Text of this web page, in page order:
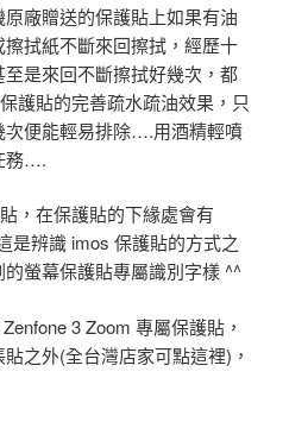
廠贈送的保護貼上如果有油
拭紙不斷來回擦拭，經歷十
是來回不斷擦拭好幾次，都
護貼的完善疏水疏油效果，只
次便能輕易排除….用酒精輕噴
務….
，在保護貼的下緣處會有
是辨識 imos 保護貼的方式之
螢幕保護貼專屬識別字樣 ^^
3 Zoom 專屬保護貼，
之外(全台灣店家可點這裡)，